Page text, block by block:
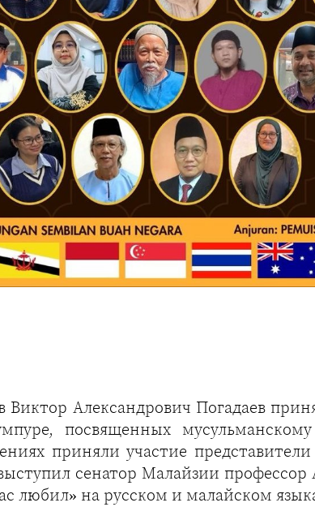
Александрович Погадаев
посвященных
приняли участие
сенатор Малайзии
любил» на русском и малайском